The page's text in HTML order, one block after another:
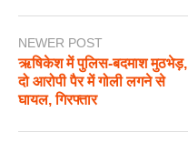
NEWER POST
ऋषिकेश में पुलिस-बदमाश मुठभेड़,
दो आरोपी पैर में गोली लगने से
घायल, गिरफ्तार